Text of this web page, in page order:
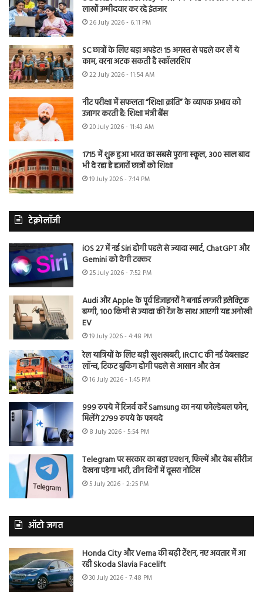
लाखों उम्मीदवार कर रहे इंतजार
26 July 2026 - 6:11 PM
SC छात्रों के लिए बड़ा अपडेट! 15 अगस्त से पहले कर लें ये
काम, वरना अटक सकती है स्कॉलरशिप
22 July 2026 - 11:54 AM
नीट परीक्षा में सफलता “शिक्षा क्रांति” के व्यापक प्रभाव को
उजागर करती है: शिक्षा मंत्री बैंस
20 July 2026 - 11:43 AM
1715 में शुरू हुआ भारत का सबसे पुराना स्कूल, 300 साल बाद
भी दे रहा है हजारों छात्रों को शिक्षा
19 July 2026 - 7:14 PM
टेक्नोलॉजी
iOS 27 में नई Siri होगी पहले से ज्यादा स्मार्ट, ChatGPT और
Gemini को देगी टक्कर
25 July 2026 - 7:52 PM
Audi और Apple के पूर्व डिजाइनरों ने बनाई लग्जरी इलेक्ट्रिक
बग्गी, 100 किमी से ज्यादा की रेंज के साथ आएगी यह अनोखी
EV
19 July 2026 - 4:48 PM
रेल यात्रियों के लिए बड़ी खुशखबरी, IRCTC की नई वेबसाइट
लॉन्च, टिकट बुकिंग होगी पहले से आसान और तेज
16 July 2026 - 1:45 PM
999 रुपये में रिजर्व करें Samsung का नया फोल्डेबल फोन,
मिलेंगे 2799 रुपये के फायदे
8 July 2026 - 5:54 PM
Telegram पर सरकार का बड़ा एक्शन, फिल्में और वेब सीरीज
देखना पड़ेगा भारी, तीन दिनों में दूसरा नोटिस
5 July 2026 - 2:25 PM
ऑटो जगत
Honda City और Verna की बढ़ी टेंशन, नए अवतार में आ
रही Skoda Slavia Facelift
30 July 2026 - 7:48 PM